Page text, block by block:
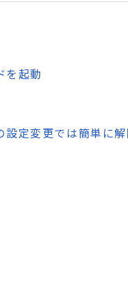
を起動
定変更では簡単に